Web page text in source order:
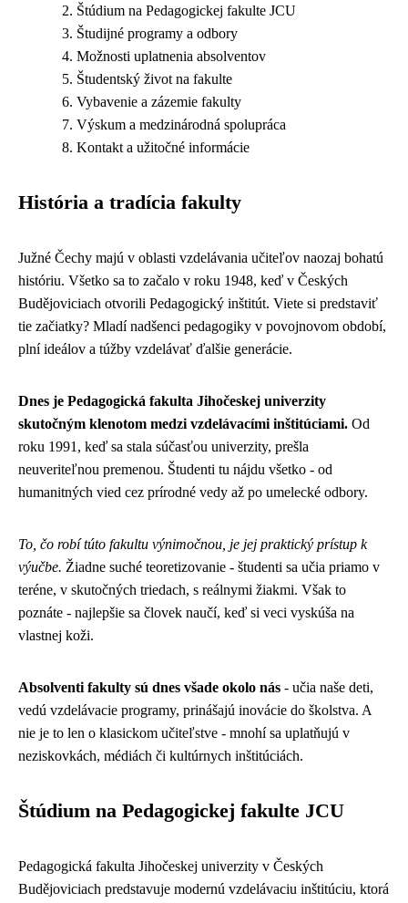
Štúdium na Pedagogickej fakulte JCU
Študijné programy a odbory
Možnosti uplatnenia absolventov
Študentský život na fakulte
Vybavenie a zázemie fakulty
Výskum a medzinárodná spolupráca
Kontakt a užitočné informácie
História a tradícia fakulty
Južné Čechy majú v oblasti vzdelávania učiteľov naozaj bohatú
históriu. Všetko sa to začalo v roku 1948, keď v Českých
Budějoviciach otvorili Pedagogický inštitút. Viete si predstaviť
tie začiatky? Mladí nadšenci pedagogiky v povojnovom období,
plní ideálov a túžby vzdelávať ďalšie generácie.
Dnes je Pedagogická fakulta Jihočeskej univerzity
skutočným klenotom medzi vzdelávacími inštitúciami. Od
roku 1991, keď sa stala súčasťou univerzity, prešla
neuveriteľnou premenou. Študenti tu nájdu všetko - od
humanitných vied cez prírodné vedy až po umelecké odbory.
To, čo robí túto fakultu výnimočnou, je jej praktický prístup k
výučbe. Žiadne suché teoretizovanie - študenti sa učia priamo v
teréne, v skutočných triedach, s reálnymi žiakmi. Však to
poznáte - najlepšie sa človek naučí, keď si veci vyskúša na
vlastnej koži.
Absolventi fakulty sú dnes všade okolo nás - učia naše deti,
vedú vzdelávacie programy, prinášajú inovácie do školstva. A
nie je to len o klasickom učiteľstve - mnohí sa uplatňujú v
neziskovkách, médiách či kultúrnych inštitúciách.
Štúdium na Pedagogickej fakulte JCU
Pedagogická fakulta Jihočeskej univerzity v Českých
Budějoviciach predstavuje modernú vzdelávaciu inštitúciu, ktorá